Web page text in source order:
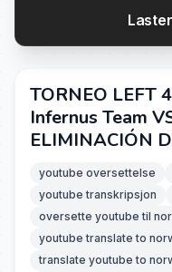
TORNEO LEFT
Infernus Team
ELIMINACIÓN
youtube oversettelse
youtube transkripsjon
oversette youtube til
youtube translate to
translate youtube to